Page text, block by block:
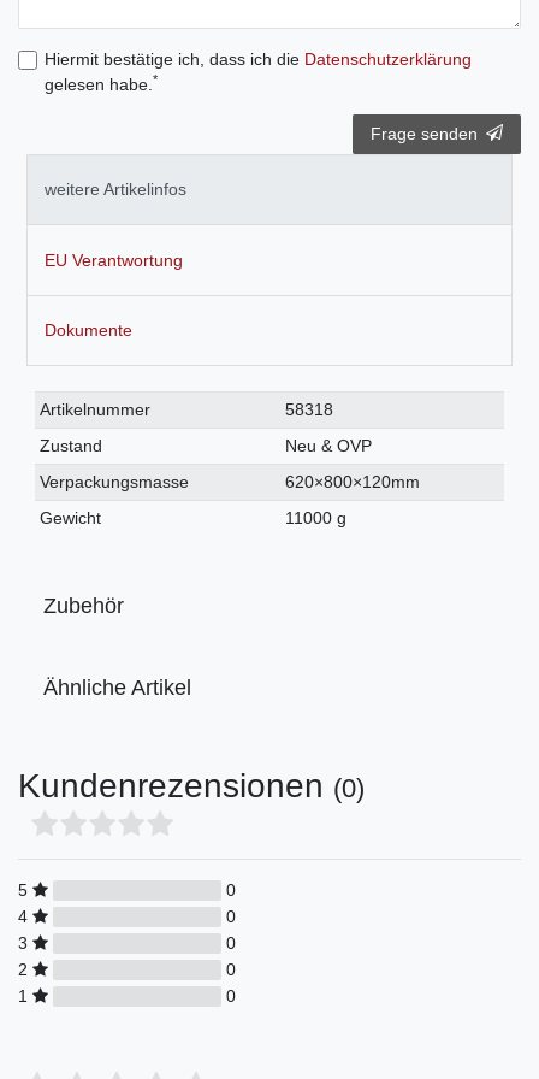
Hiermit bestätige ich, dass ich die Daten­schutz­erklärung
gelesen habe. *
Frage senden
weitere Artikelinfos
EU Verantwortung
Dokumente
Technisches
Merkmal
Wert
Artikelnummer
58318
Zustand
Neu & OVP
Verpackungsmasse
620×800×120mm
Gewicht
11000 g
Zubehör
Ähnliche Artikel
Kundenrezensionen (0)
5
0
4
0
3
0
2
0
1
0